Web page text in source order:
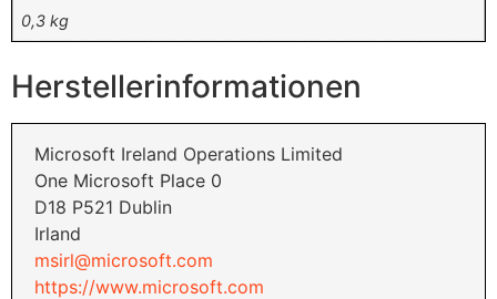
0,3 kg
Herstellerinformationen
Microsoft Ireland Operations Limited
One Microsoft Place 0
D18 P521 Dublin
Irland
msirl@microsoft.com
https://www.microsoft.com